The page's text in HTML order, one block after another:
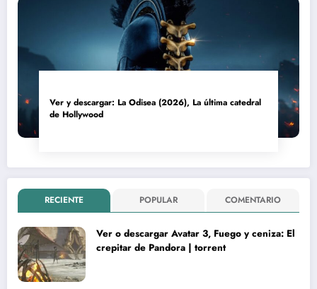
Ver y descargar: La Odisea (2026), La última catedral
de Hollywood
RECIENTE POPULAR COMENTARIO
Ver o descargar Avatar 3, Fuego y ceniza: El
crepitar de Pandora | torrent